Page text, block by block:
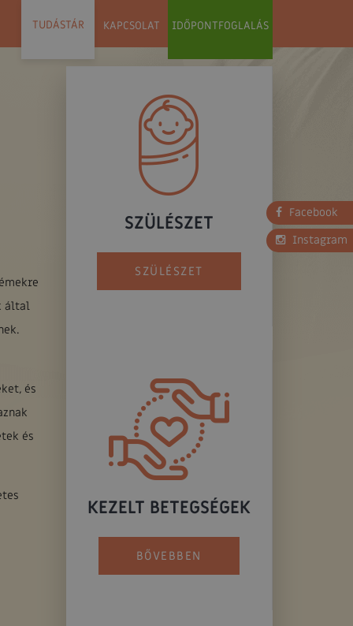
TUDÁSTÁR KAPCSOLAT IDŐPONTFOGLALÁS
Facebook
Instagram
által
és
és
SZÜLÉSZET
SZÜLÉSZET
KEZELT BETEGSÉGEK
BŐVEBBEN